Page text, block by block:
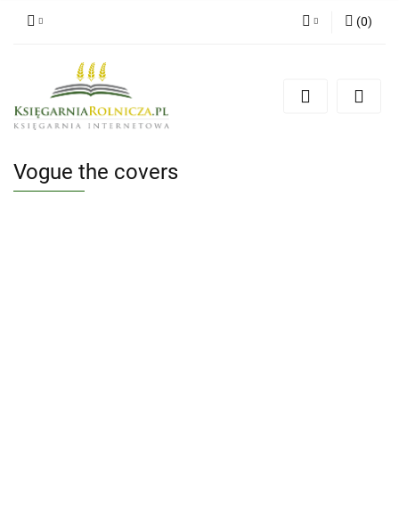
Zarejestruj się
(0)
Vogue the covers